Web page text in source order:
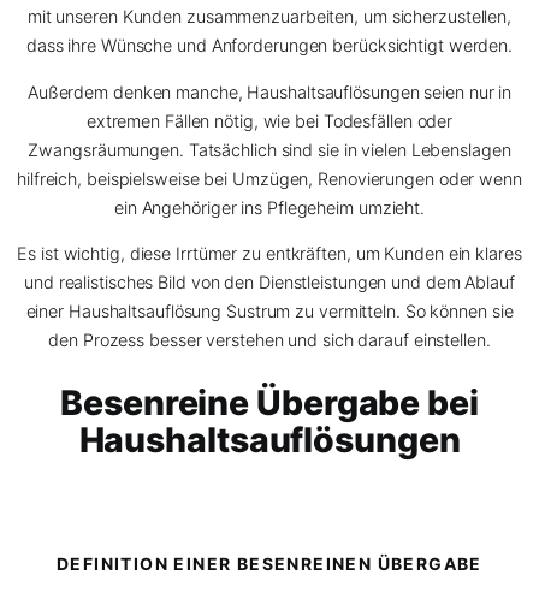
mit unseren Kunden zusammenzuarbeiten, um sicherzustellen,
dass ihre Wünsche und Anforderungen berücksichtigt werden.
Außerdem denken manche, Haushaltsauflösungen seien nur in
extremen Fällen nötig, wie bei Todesfällen oder
Zwangsräumungen. Tatsächlich sind sie in vielen Lebenslagen
hilfreich, beispielsweise bei Umzügen, Renovierungen oder wenn
ein Angehöriger ins Pflegeheim umzieht.
Es ist wichtig, diese Irrtümer zu entkräften, um Kunden ein klares
und realistisches Bild von den Dienstleistungen und dem Ablauf
einer Haushaltsauflösung Sustrum zu vermitteln. So können sie
den Prozess besser verstehen und sich darauf einstellen.
Besenreine Übergabe bei
Haushaltsauflösungen
DEFINITION EINER BESENREINEN ÜBERGABE